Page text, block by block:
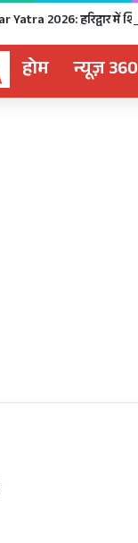
होम न्यूज़ 360